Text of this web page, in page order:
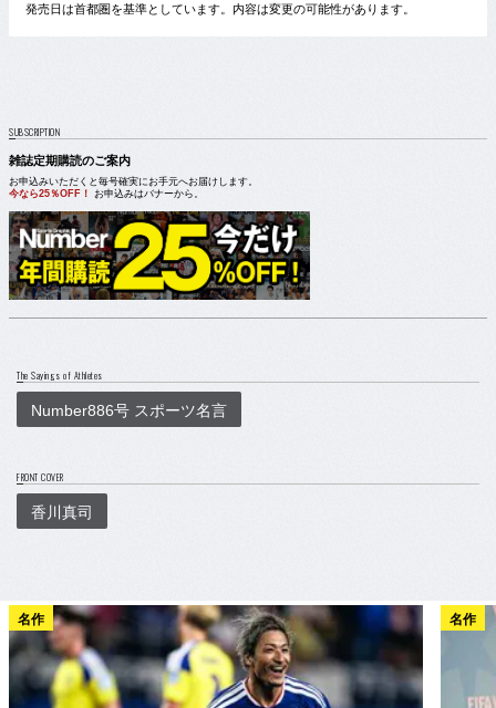
発売日は首都圏を基準としています。内容は変更の可能性があります。
SUBSCRIPTION
雑誌定期購読のご案内
お申込みいただくと毎号確実にお手元へお届けします。
今なら25％OFF！ お申込みはバナーから。
The Sayings of Athletes
Number886号 スポーツ名言
FRONT COVER
香川真司
名作 名作